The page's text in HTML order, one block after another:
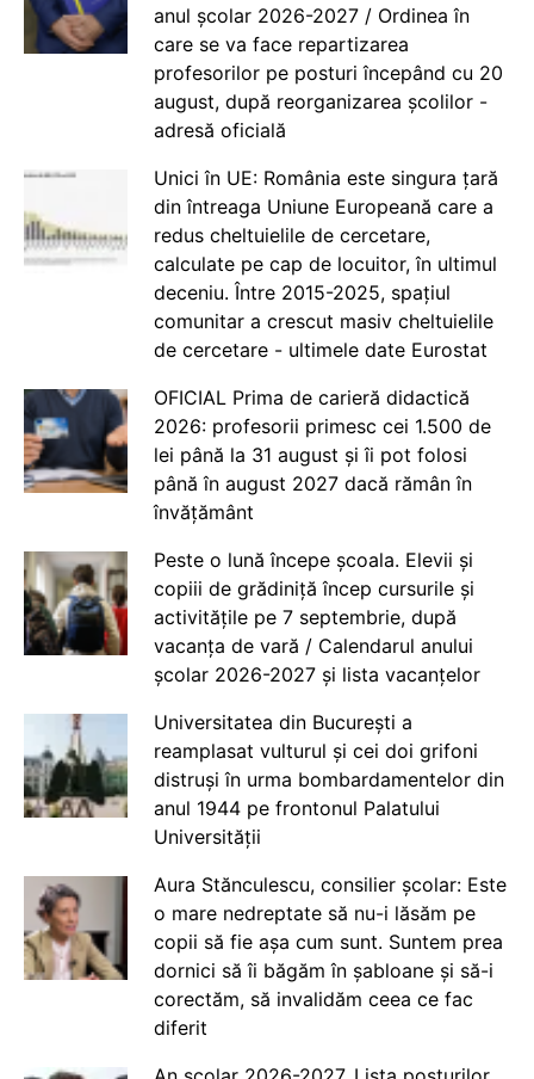
anul școlar 2026-2027 / Ordinea în
care se va face repartizarea
profesorilor pe posturi începând cu 20
august, după reorganizarea școlilor -
adresă oficială
Unici în UE: România este singura țară
din întreaga Uniune Europeană care a
redus cheltuielile de cercetare,
calculate pe cap de locuitor, în ultimul
deceniu. Între 2015-2025, spațiul
comunitar a crescut masiv cheltuielile
de cercetare - ultimele date Eurostat
OFICIAL Prima de carieră didactică
2026: profesorii primesc cei 1.500 de
lei până la 31 august și îi pot folosi
până în august 2027 dacă rămân în
învățământ
Peste o lună începe școala. Elevii și
copiii de grădiniță încep cursurile și
activitățile pe 7 septembrie, după
vacanța de vară / Calendarul anului
școlar 2026-2027 și lista vacanțelor
Universitatea din București a
reamplasat vulturul și cei doi grifoni
distruși în urma bombardamentelor din
anul 1944 pe frontonul Palatului
Universității
Aura Stănculescu, consilier școlar: Este
o mare nedreptate să nu-i lăsăm pe
copii să fie așa cum sunt. Suntem prea
dornici să îi băgăm în șabloane și să-i
corectăm, să invalidăm ceea ce fac
diferit